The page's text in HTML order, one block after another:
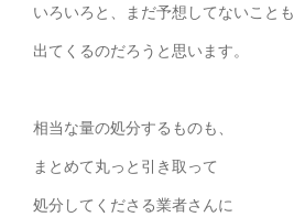
いろいろと、まだ予想してないことも
出てくるのだろうと思います。
相当な量の処分するものも、
まとめて丸っと引き取って
処分してくださる業者さんに